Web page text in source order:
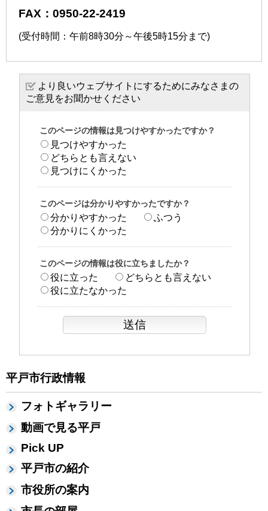
平戸市行政情報
フォトギャラリー
動画で見る平戸
Pick UP
平戸市の紹介
市役所の案内
FAX：0950-22-2419
(受付時間：午前8時30分～午後5時15分まで)
より良いウェブサイトにするためにみなさまの
ご意見をお聞かせください
このページの情報は見つけやすかったですか？
見つけやすかった
どちらとも言えない
見つけにくかった
このページは分かりやすかったですか？
分かりやすかった
ふつう
分かりにくかった
このページの情報は役に立ちましたか？
役に立った
どちらとも言えない
役に立たなかった